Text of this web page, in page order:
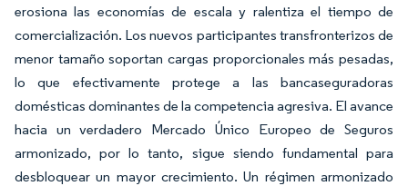
erosiona las economías de escala y ralentiza el tiempo de
comercialización. Los nuevos participantes transfronterizos de
menor tamaño soportan cargas proporcionales más pesadas,
lo que efectivamente protege a las bancaseguradoras
domésticas dominantes de la competencia agresiva. El avance
hacia un verdadero Mercado Único Europeo de Seguros
armonizado, por lo tanto, sigue siendo fundamental para
desbloquear un mayor crecimiento. Un régimen armonizado